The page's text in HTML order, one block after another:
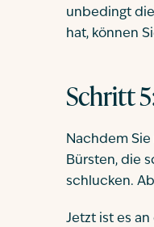
unbedingt
hat, können
Schritt
Nachdem
Bürsten, die
schlucken.
Jetzt ist es